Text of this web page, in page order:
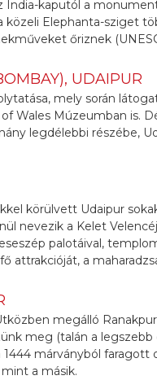
kaputól a
közeli Elephanta-sziget
őriznek
UDAIPUR
mely során
Wales Múzeumban is.
legdélebbi részébe,
körülvett Udaipur
nevezik a Kelet
palotáival,
attrakcióját, a
megálló
meg (talán a legszebb
márványból
a másik.